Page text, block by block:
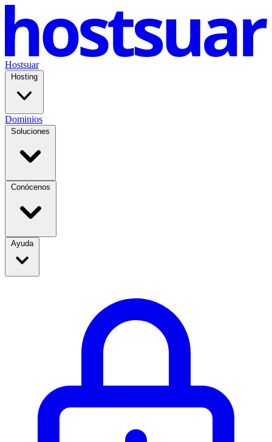
Hostsuar
Hosting
Dominios
Soluciones
Conócenos
Ayuda